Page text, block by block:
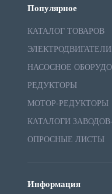
Популярное
КАТАЛОГ ТОВАРОВ
ЭЛЕКТРОДВИГАТЕЛИ
НАСОСНОЕ
РЕДУКТОРЫ
МОТОР-РЕДУКТОРЫ
КАТАЛОГИ
ОПРОСНЫЕ ЛИСТЫ
Информация